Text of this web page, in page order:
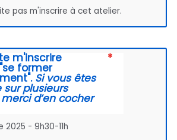
pas m'inscrire à cet atelier.
m'inscrire
former
. Si vous êtes
sur plusieurs
d’en cocher
- 9h30-11h